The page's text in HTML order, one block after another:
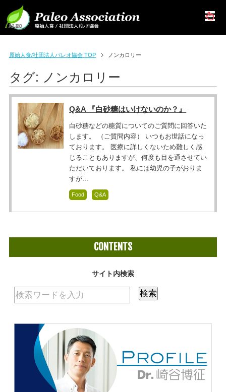
原始人食/社団法人パレオ協会 TOP ノンカロリー
タグ: ノンカロリー
Q&A 『白砂糖はいけないのか？』
白砂糖などの糖質についてのご質問に回答いた
します。 （ご質問内容） いつもお世話になっ
ております。 医療に詳しくないため難しく感
じることもありますが、何度も目を通させてい
ただいております。 私には幼児の子がおりま
すが...
Food Q&A
CONTENTS
サイト内検索